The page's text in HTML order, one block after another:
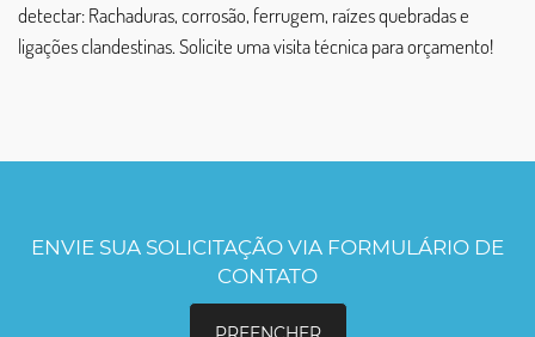
detectar: Rachaduras, corrosão, ferrugem, raízes quebradas e
ligações clandestinas. Solicite uma visita técnica para orçamento!
ENVIE SUA SOLICITAÇÃO VIA FORMULÁRIO DE
CONTATO